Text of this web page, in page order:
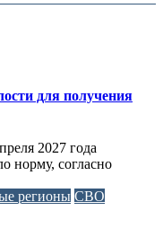
для получения
2027 года
норму, согласно
регионы СВО